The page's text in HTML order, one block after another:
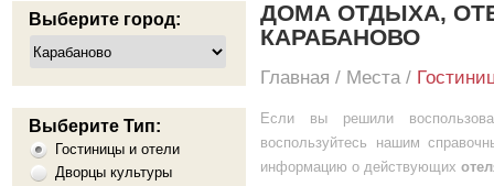
Выберите город:
Выберите Тип:
Гостиницы и отели
Дворцы культуры
ДОМА ОТДЫХА,
КАРАБАНОВО
Главная / Места/
Если вы решили
воспользуйтесь нашим
информацию о действующих